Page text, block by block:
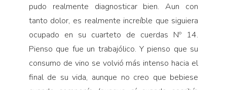
pudo realmente diagnosticar bien. Aun con
tanto dolor, es realmente increíble que siguiera
ocupado en su cuarteto de cuerdas Nº 14.
Pienso que fue un trabajólico. Y pienso que su
consumo de vino se volvió más intenso hacia el
final de su vida, aunque no creo que bebiese